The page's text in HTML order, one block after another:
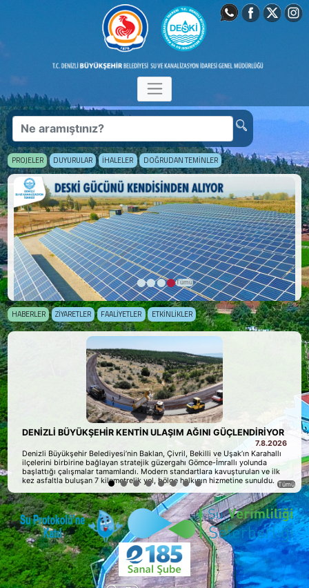
PROJELER DUYURULAR İHALELER DOĞRUDAN TEMİNLER
••••Tümü
ZİYARETLER FAALİYETLER ETKİNLİKLER
DENİZLİ BÜYÜKŞEHİR KENTİN ULAŞIM AĞINI
Denizli Büyükşehir Belediyesi’nin Baklan, Çivril, Bekilli ve Uşak’ın
ilçelerini birbirine bağlayan stratejik güzergahı Gömce-İmrallı yolunda
başlattığı çalışmalar tamamlandı. Modern standartlara kavuşturulan ve
kez asfaltla buluşan 7 kilometrelik yol, bölge halkının hizmetine sunuldu.